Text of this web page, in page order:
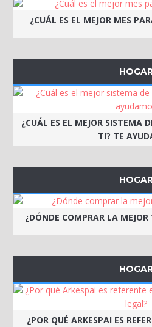
¿CUÁL ES EL MEJOR MES
¿CUÁL ES EL MEJOR SISTEMA
TI? TE
¿DÓNDE COMPRAR LA MEJOR
¿POR QUÉ ARKESPAI ES